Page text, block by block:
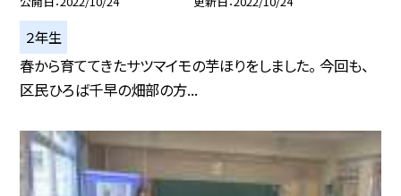
２年生
春から育ててきたサツマイモの芋ほりをしました。 今回も、
区民ひろば千早の畑部の方...